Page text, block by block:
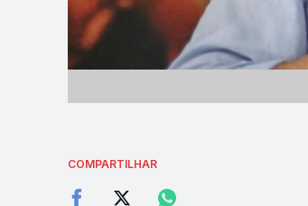
COMPARTILHAR